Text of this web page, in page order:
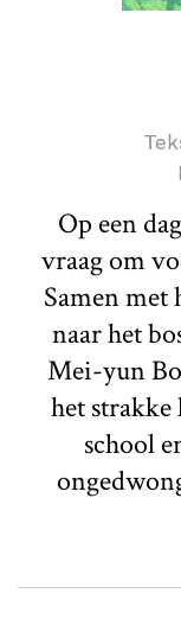
Op een
vraag om
Samen met
naar het
Mei-yun
het
school